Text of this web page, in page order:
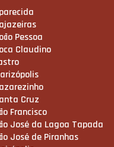
Pessoa
Claudino
Cruz
Francisco
José da Lagoa Tapada
José de Piranhas